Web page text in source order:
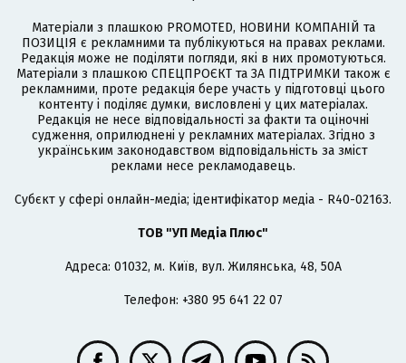
Матеріали з плашкою PROMOTED, НОВИНИ КОМПАНІЙ та
ПОЗИЦІЯ є рекламними та публікуються на правах реклами.
Редакція може не поділяти погляди, які в них промотуються.
Матеріали з плашкою СПЕЦПРОЄКТ та ЗА ПІДТРИМКИ також є
рекламними, проте редакція бере участь у підготовці цього
контенту і поділяє думки, висловлені у цих матеріалах.
Редакція не несе відповідальності за факти та оціночні
судження, оприлюднені у рекламних матеріалах. Згідно з
українським законодавством відповідальність за зміст
реклами несе рекламодавець.
Cубєкт у сфері онлайн-медіа; ідентифікатор медіа - R40-02163.
ТОВ "УП Медіа Плюс"
Адреса: 01032, м. Київ, вул. Жилянська, 48, 50А
Телефон: +380 95 641 22 07